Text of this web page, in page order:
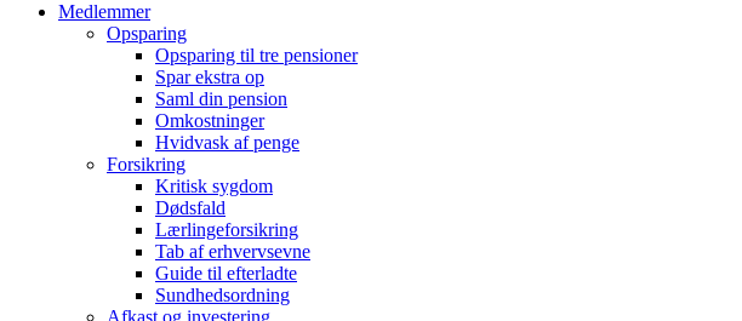
Medlemmer
Opsparing
Opsparing til tre pensioner
Spar ekstra op
Saml din pension
Omkostninger
Hvidvask af penge
Forsikring
Kritisk sygdom
Dødsfald
Lærlingeforsikring
Tab af erhvervsevne
Guide til efterladte
Sundhedsordning